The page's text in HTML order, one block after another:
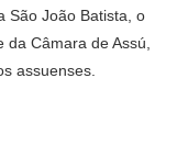
São João Batista, o
da Câmara de Assú,
assuenses.